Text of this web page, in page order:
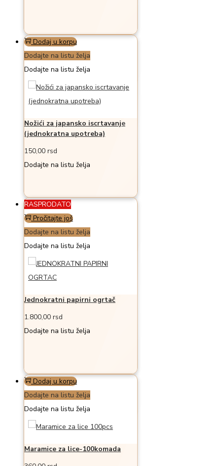
29.990,00 rsd.
Dodaj u korpu
Dodajte na listu želja
Dodajte na listu želja
Nožići za japansko iscrtavanje
(jednokratna upotreba)
150,00 rsd
Dodajte na listu želja
RASPRODATO
Pročitajte još
Dodajte na listu želja
Dodajte na listu želja
Jednokratni papirni ogrtač
1.800,00 rsd
Dodajte na listu želja
Dodaj u korpu
Dodajte na listu želja
Dodajte na listu želja
Maramice za lice-100komada